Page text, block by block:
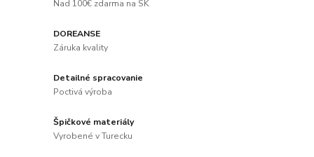
Nad 100€ zdarma na SK
DOREANSE
Záruka kvality
Detailné spracovanie
Poctivá výroba
Špičkové materiály
Vyrobené v Turecku